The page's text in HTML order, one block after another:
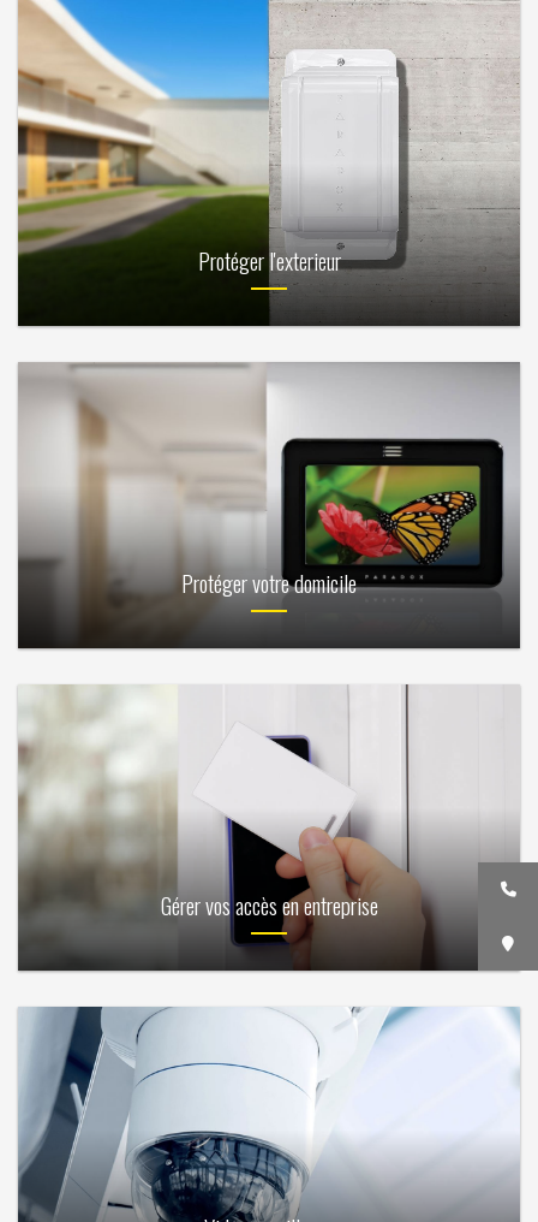
Protéger l'exterieur
Protéger votre domicile
Gérer vos accès en entreprise